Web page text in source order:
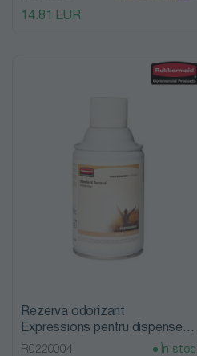
14.81 EUR
Rezerva odorizant
Expressions pentru dispenser
standard, 243ml, Rubbermaid
R0220004 În stoc